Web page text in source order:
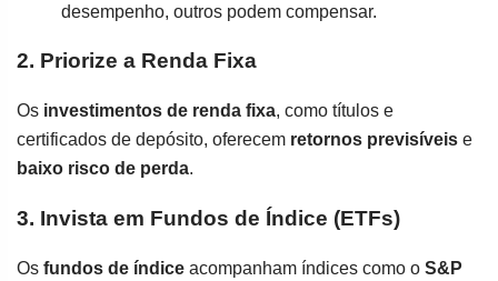
desempenho, outros podem compensar.
2. Priorize a Renda Fixa
Os investimentos de renda fixa, como títulos e
certificados de depósito, oferecem retornos previsíveis e
baixo risco de perda.
3. Invista em Fundos de Índice (ETFs)
Os fundos de índice acompanham índices como o S&P